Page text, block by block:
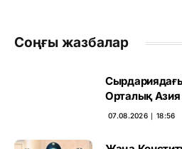
Соңғы жазбалар
Орталық Азия
07.08.2026 ∣ 18:56